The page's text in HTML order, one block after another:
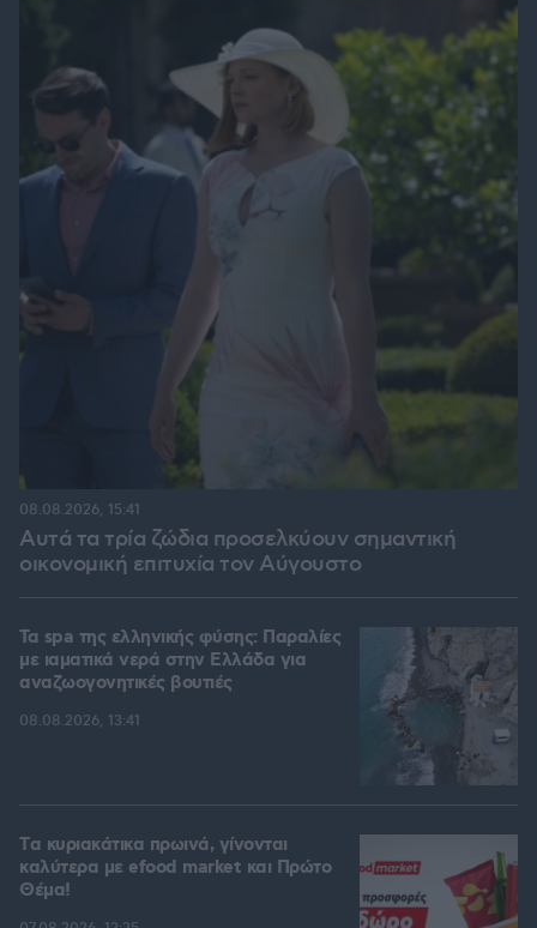
Αυτά τα τρία ζώδια προσελκύουν σημαντική
οικονομική επιτυχία τον Αύγουστο
08.08.2026, 15:41
Τα spa της ελληνικής φύσης: Παραλίες
με ιαματικά νερά στην Ελλάδα για
αναζωογονητικές βουτιές
08.08.2026, 13:41
Tα κυριακάτικα πρωινά, γίνονται
καλύτερα με efood market και Πρώτο
Θέμα!